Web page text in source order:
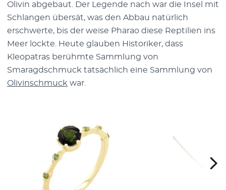
Olivin abgebaut. Der Legende nach war die Insel mit
Schlangen übersät, was den Abbau natürlich
erschwerte, bis der weise Pharao diese Reptilien ins
Meer lockte. Heute glauben Historiker, dass
Kleopatras berühmte Sammlung von
Smaragdschmuck tatsächlich eine Sammlung von
Olivinschmuck war.